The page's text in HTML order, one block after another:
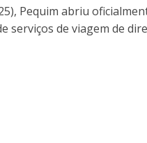
Pequim abriu
serviços de viagem de